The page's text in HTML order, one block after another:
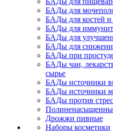
БАДы для
БАДы для костей и
БАДы для
БАДы для
БАДы для
БАДы при
БАДы чаи,
сырье
БАДы источники
БАДы источники
БАДы против
Дрожжи пивные
Наборы косметики